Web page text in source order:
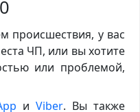
происшествия, у вас
ЧП, или вы хотите
или проблемой,
иViber. Вы также